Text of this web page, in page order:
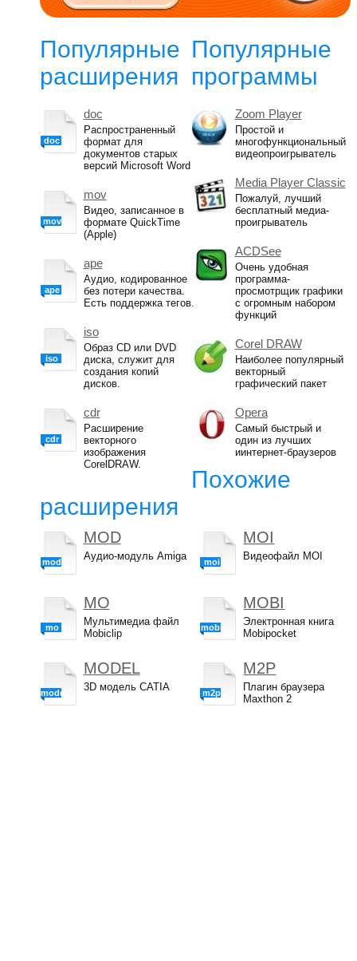
Популярные
расширения
doc
doc
Распространенный
формат для
документов старых
версий Microsoft Word
mov
mov
Видео, записанное в
формате QuickTime
(Apple)
ape
ape
Аудио, кодированное
без потери качества.
Есть поддержка тегов.
iso
iso
Образ CD или DVD
диска, служит для
создания копий
дисков.
cdr
cdr
Расширение
векторного
изображения
CorelDRAW.
Популярные
программы
Zoom Player
Простой и
многофункциональный
видеопроигрыватель
Media Player Classic
Пожалуй, лучший
бесплатный медиа-
проигрыватель
ACDSee
Очень удобная
программа-
просмотрщик графики
с огромным набором
функций
Corel DRAW
Наиболее популярный
векторный
графический пакет
Opera
Самый быстрый и
один из лучших
иинтернет-браузеров
Похожие
расширения
mod
MOD
Аудио-модуль Amiga
mo
MO
Мультимедиа файл
Mobiclip
model
MODEL
3D модель CATIA
moi
MOI
Видеофайл MOI
mobi
MOBI
Электронная книга
Mobipocket
m2p
M2P
Плагин браузера
Maxthon 2